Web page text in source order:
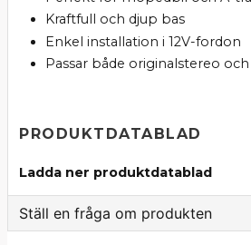
Kraftfull och djup bas
Enkel installation i 12V-fordon
Passar både originalstereo
PRODUKTDATABLAD
Ladda ner produktdatablad
Ställ en fråga om produkten